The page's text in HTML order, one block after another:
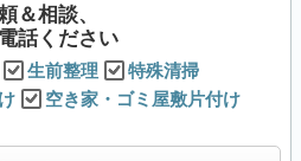
＆相談、
話ください
生前整理
特殊清掃
空き家・ゴミ屋敷片付け